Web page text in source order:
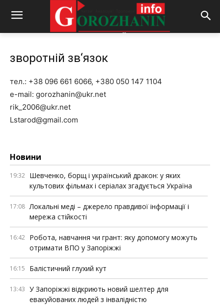
зворотній зв‘язок
тел.: +38 096 661 6066, +380 050 147 1104
e-mail: gorozhanin@ukr.net
rik_2006@ukr.net
Lstarod@gmail.com
Новини
19:32 Шевченко, борщ і український дракон: у яких
культових фільмах і серіалах згадується Україна
17:08 Локальні меді – джерело правдивої інформації і
мережа стійкості
16:42 Робота, навчання чи грант: яку допомогу можуть
отримати ВПО у Запоріжжі
16:15 Балістичний глухий кут
13:43 У Запоріжжі відкриють новий шелтер для
евакуйованих людей з інвалідністю